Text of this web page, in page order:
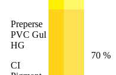
Preperse
PVC Gul
HG
CI
70 %